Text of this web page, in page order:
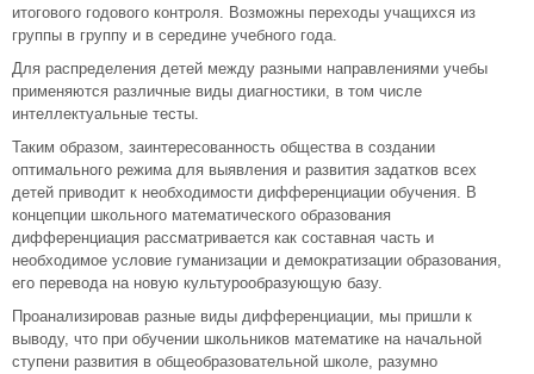
итогового годового контроля. Возможны переходы учащихся из
группы в группу и в середине учебного года.
Для распределения детей между разными направлениями учебы
применяются различные виды диагностики, в том числе
интеллектуальные тесты.
Таким образом, заинтересованность общества в создании
оптимального режима для выявления и развития задатков всех
детей приводит к необходимости дифференциации обучения. В
концепции школьного математического образования
дифференциация рассматривается как составная часть и
необходимое условие гуманизации и демократизации образования,
его перевода на новую культурообразующую базу.
Проанализировав разные виды дифференциации, мы пришли к
выводу, что при обучении школьников математике на начальной
ступени развития в общеобразовательной школе, разумно